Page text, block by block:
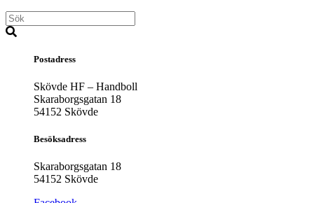
Postadress
Skövde HF – Handboll
Skaraborgsgatan 18
54152 Skövde
Besöksadress
Skaraborgsgatan 18
54152 Skövde